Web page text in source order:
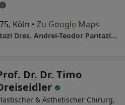
Köln • Zu Google Maps
Praxisklinik Dr. Pantazi Dres. Andrei-Teodor Pantazi und Michael Pantazi
Dr. Dr. Timo
& Ästhetischer Chirurg,